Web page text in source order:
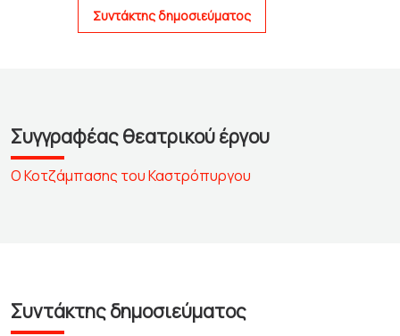
Συντάκτης δημοσιεύματος
Συγγραφέας θεατρικού έργου
Ο Κοτζάμπασης του Καστρόπυργου
Συντάκτης δημοσιεύματος